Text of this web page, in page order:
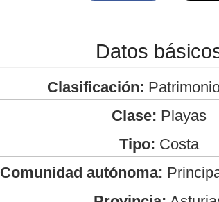
Datos
Clasificación:
Clase: Playas
Tipo: Costa
Comunidad autónoma: